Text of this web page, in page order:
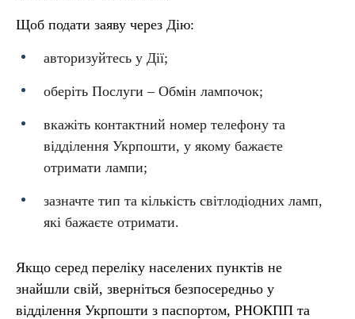
Щоб подати заяву через Дію:
авторизуйтесь у Дії;
оберіть Послуги – Обмін лампочок;
вкажіть контактний номер телефону та
відділення Укрпошти, у якому бажаєте
отримати лампи;
зазначте тип та кількість світлодіодних ламп,
які бажаєте отримати.
Якщо серед переліку населених пунктів не
знайшли свій, зверніться безпосередньо у
відділення Укрпошти з паспортом, РНОКПП та